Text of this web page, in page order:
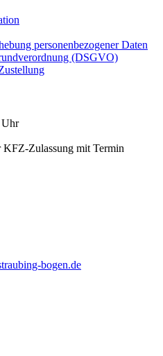
personenbezogener Daten
(DSGVO)
Uhr
KFZ-Zulassung mit Termin
bogen.de